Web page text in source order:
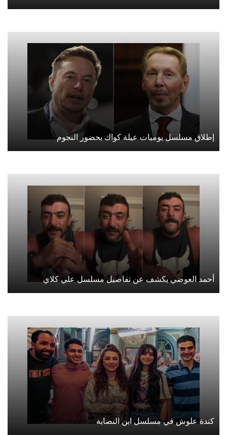
إطلاق مسلسل يوميات عيلة كواك بحضور النجوم
أحمد العوضي يكشف عن تفاصيل مسلسل علي كلاي
كندة علوش في مسلسل ابن النصابة